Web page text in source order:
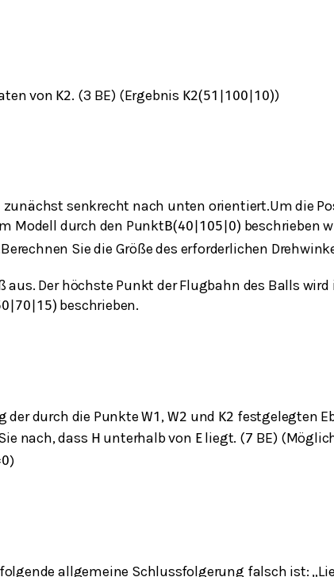
von K2. (3 BE) (Ergebnis K2(51 100 10))
senkrecht nach unten orientiert.Um die
Modell durch den Punkt B(40 105 0) beschrieben
Sie die Größe des erforderlichen
aus. Der höchste Punkt der Flugbahn des Balls wird
70 15) beschrieben.
der durch die PunkteW1 ,W2 und K2 festgelegten
nach, dass H unterhalb von Eliegt. (7 BE)
0)
allgemeine Schlussfolgerung falsch ist: